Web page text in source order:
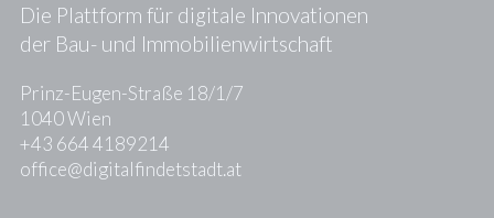
Die Plattform für digitale Innovationen
der Bau- und Immobilienwirtschaft
Prinz-Eugen-Straße 18/1/7
1040 Wien
+43 664 4189214
office@digitalfindetstadt.at